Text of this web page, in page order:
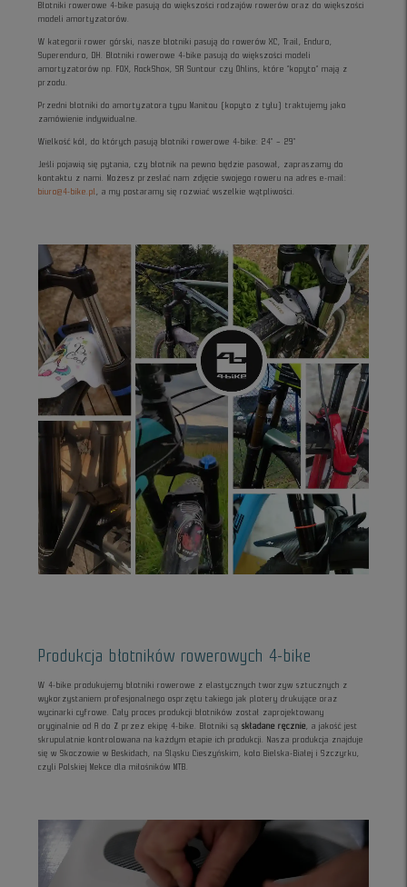
Błotniki rowerowe 4-bike pasują do większości rodzajów rowerów oraz do większości
modeli amortyzatorów.
W kategorii rower górski, nasze błotniki pasują do rowerów XC, Trail, Enduro,
Superenduro, DH. Błotniki rowerowe 4-bike pasują do większości modeli
amortyzatorów np. FOX, RockShox, SR Suntour czy Öhlins, które “kopyto” mają z
przodu.
Przedni błotniki do amortyzatora typu Manitou (kopyto z tyłu) traktujemy jako
zamówienie indywidualne.
Wielkość kół, do których pasują błotniki rowerowe 4-bike: 24" – 29"
Jeśli pojawią się pytania, czy błotnik na pewno będzie pasował, zapraszamy do
kontaktu z nami. Możesz przesłać nam zdjęcie swojego roweru na adres e-mail:
biuro@4-bike.pl, a my postaramy się rozwiać wszelkie wątpliwości.
Produkcja błotników rowerowych 4-bike
W 4-bike produkujemy błotniki rowerowe z elastycznych tworzyw sztucznych z
wykorzystaniem profesjonalnego osprzętu takiego jak plotery drukujące oraz
wycinarki cyfrowe. Cały proces produkcji błotników został zaprojektowany
oryginalnie od A do Z przez ekipę 4-bike. Błotniki sąskładane ręcznie, a jakość jest
skrupulatnie kontrolowana na każdym etapie ich produkcji. Nasza produkcja znajduje
się w Skoczowie w Beskidach, na Śląsku Cieszyńskim, koło Bielska-Białej i Szczyrku,
czyli Polskiej Mekce dla miłośników MTB.